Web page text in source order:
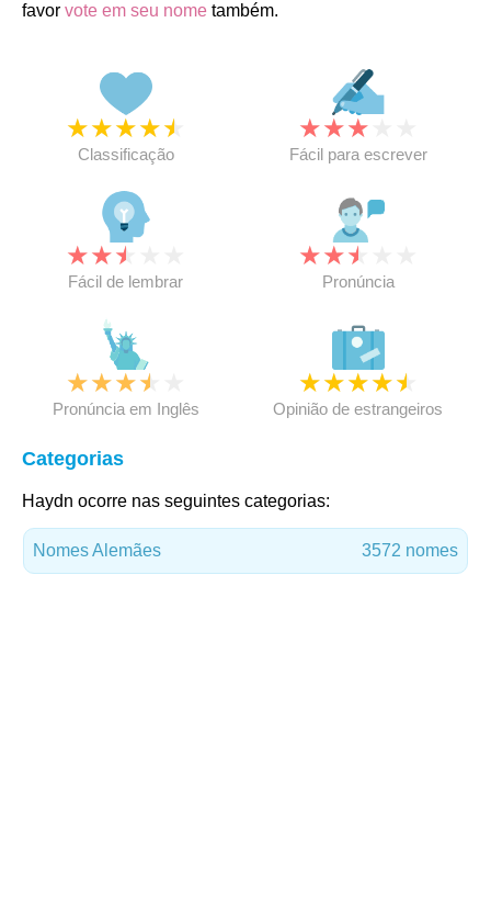
favor vote em seu nome também.
★★★★★
Classificação
★★★
Fácil para escrever
★★★
Fácil de lembrar
★★★
Pronúncia
★★★★
Pronúncia em Inglês
★★★★★
Opinião de estrangeiros
Categorias
Haydn ocorre nas seguintes categorias:
Nomes Alemães 3572 nomes